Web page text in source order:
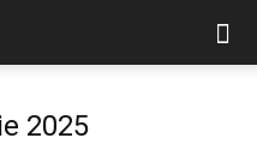
2025